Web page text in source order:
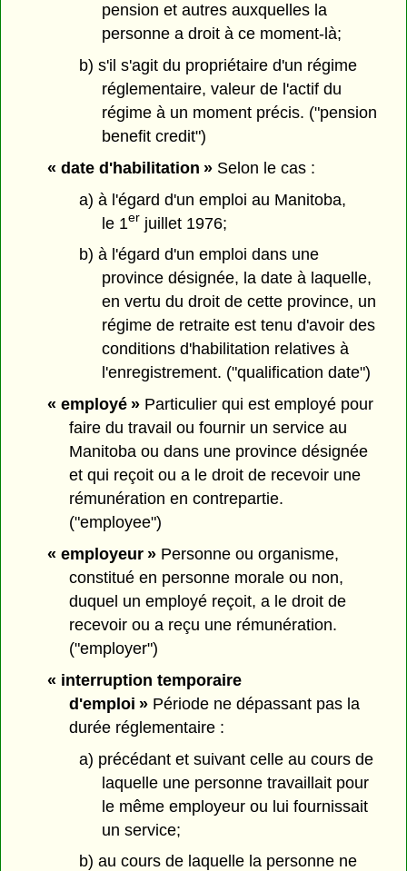
pension et autres auxquelles la
personne a droit à ce moment-là;
b) s'il s'agit du propriétaire d'un régime
réglementaire, valeur de l'actif du
régime à un moment précis. ("pension
benefit credit")
« date d'habilitation »Selon le cas :
a) à l'égard d'un emploi au Manitoba,
le 1er juillet 1976;
b) à l'égard d'un emploi dans une
province désignée, la date à laquelle,
en vertu du droit de cette province, un
régime de retraite est tenu d'avoir des
conditions d'habilitation relatives à
l'enregistrement. ("qualification date")
« employé »Particulier qui est employé pour
faire du travail ou fournir un service au
Manitoba ou dans une province désignée
et qui reçoit ou a le droit de recevoir une
rémunération en contrepartie.
("employee")
« employeur »Personne ou organisme,
constitué en personne morale ou non,
duquel un employé reçoit, a le droit de
recevoir ou a reçu une rémunération.
("employer")
« interruption temporaire
d'emploi » Période ne dépassant pas la
durée réglementaire :
a) précédant et suivant celle au cours de
laquelle une personne travaillait pour
le même employeur ou lui fournissait
un service;
b) au cours de laquelle la personne ne